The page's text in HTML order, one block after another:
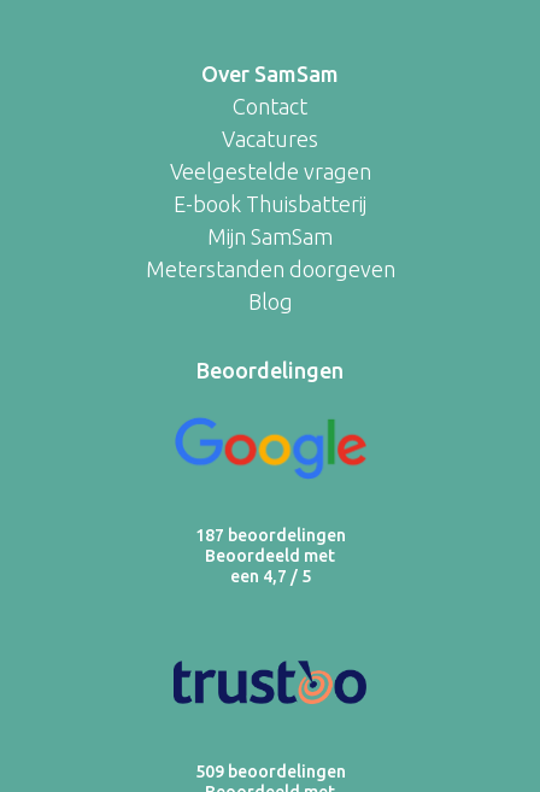
Over SamSam
Contact
Vacatures
Veelgestelde vragen
E-book Thuisbatterij
Mijn SamSam
Meterstanden doorgeven
Blog
Beoordelingen
187 beoordelingen
Beoordeeld met
een 4,7 / 5
509 beoordelingen